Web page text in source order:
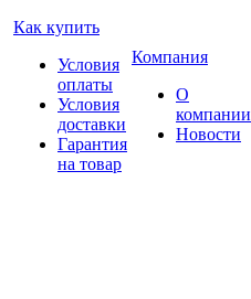
Как купить
Условия
оплаты
Условия
доставки
Гарантия
на товар
Компания
О
компании
Новости